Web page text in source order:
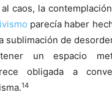
caos, la
parecía haber
sublimación de
un espacio
obligada a
14